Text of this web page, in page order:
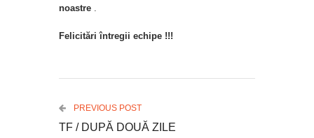
noastre
Felicitări întregii echipe !!!
PREVIOUS POST
TF / DUPĂ DOUĂ ZILE